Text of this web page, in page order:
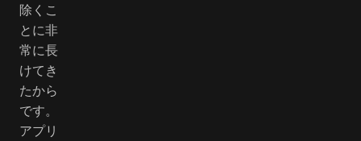
除くこ
とに非
常に長
けてき
たから
です。
アプリ